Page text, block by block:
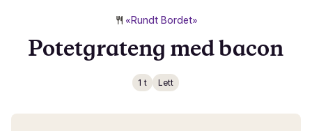
«Rundt Bordet»
Potetgrateng med bacon
1 t Lett